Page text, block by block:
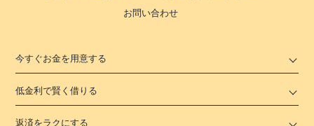
お問い合わせ
今すぐお金を用意する
低金利で賢く借りる
返済をラクにする